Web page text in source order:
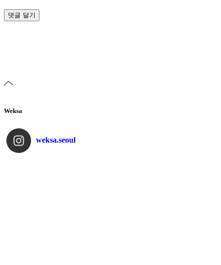
댓글 달기
Weksa
weksa.seoul